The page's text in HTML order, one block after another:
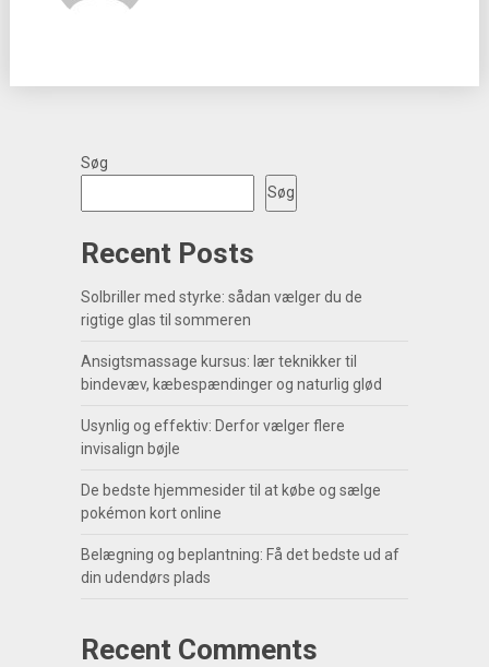
Søg
Søg
Recent Posts
Solbriller med styrke: sådan vælger du de
rigtige glas til sommeren
Ansigtsmassage kursus: lær teknikker til
bindevæv, kæbespændinger og naturlig glød
Usynlig og effektiv: Derfor vælger flere
invisalign bøjle
De bedste hjemmesider til at købe og sælge
pokémon kort online
Belægning og beplantning: Få det bedste ud af
din udendørs plads
Recent Comments